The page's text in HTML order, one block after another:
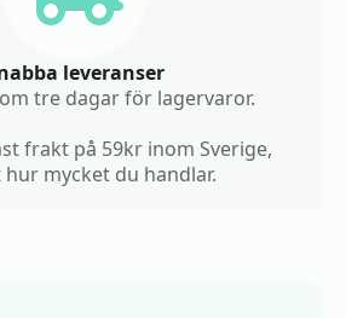
leveranser
tre dagar för lagervaror.
frakt på 59kr inom Sverige,
hur mycket du handlar.